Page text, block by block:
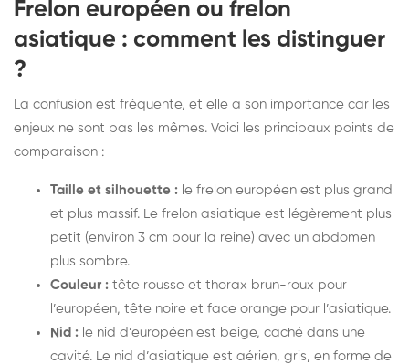
Frelon européen ou frelon
asiatique : comment les distinguer
?
La confusion est fréquente, et elle a son importance car les
enjeux ne sont pas les mêmes. Voici les principaux points de
comparaison :
Taille et silhouette : le frelon européen est plus grand
et plus massif. Le frelon asiatique est légèrement plus
petit (environ 3 cm pour la reine) avec un abdomen
plus sombre.
Couleur : tête rousse et thorax brun-roux pour
l’européen, tête noire et face orange pour l’asiatique.
Nid : le nid d’européen est beige, caché dans une
cavité. Le nid d’asiatique est aérien, gris, en forme de